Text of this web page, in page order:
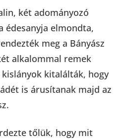
két adományozó
édesanyja elmondta,
meg a Bányász
alkalommal remek
kitalálták, hogy
is árusítanak majd az
tőlük, hogy mit